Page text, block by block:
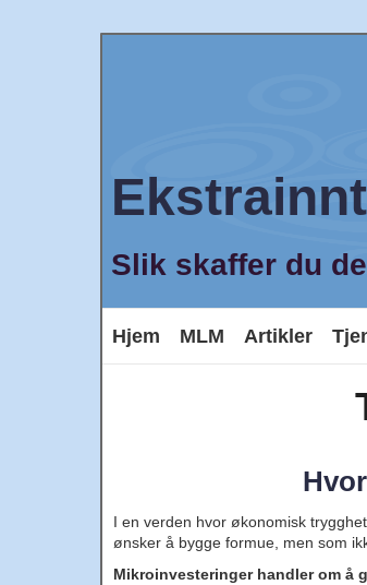
Slik skaffer du
Hjem MLM Artikler
I en verden hvor økonomisk
ønsker å bygge formue, men som
Mikroinvesteringer handler om å